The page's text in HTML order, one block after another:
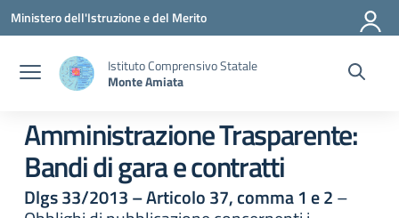
Vai ai contenuti
Vai al menu di navigazione
Vai al footer
Ministero dell'Istruzione e del Merito
Istituto Comprensivo Statale
Monte Amiata
Amministrazione Trasparente:
Bandi di gara e contratti
Dlgs 33/2013 – Articolo 37, comma 1 e 2–